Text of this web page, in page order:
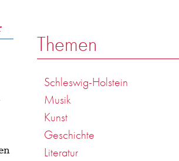
Themen
Schleswig-Holstein
Musik
Kunst
Geschichte
Literatur